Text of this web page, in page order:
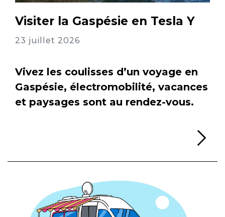
Visiter la Gaspésie en Tesla Y
23 juillet 2026
Vivez les coulisses d’un voyage en
Gaspésie, électromobilité, vacances
et paysages sont au rendez-vous.